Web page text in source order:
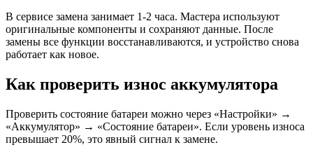
В сервисе замена занимает 1-2 часа. Мастера используют
оригинальные компоненты и сохраняют данные. После
замены все функции восстанавливаются, и устройство снова
работает как новое.
Как проверить износ аккумулятора
Проверить состояние батареи можно через «Настройки» →
«Аккумулятор» → «Состояние батареи». Если уровень износа
превышает 20%, это явный сигнал к замене.